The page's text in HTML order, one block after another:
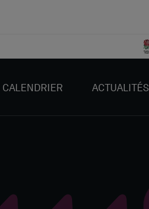
CALENDRIER ACTUALITÉS